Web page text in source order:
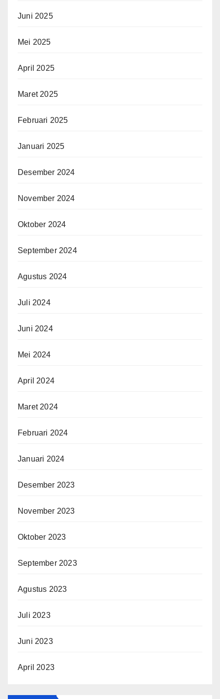
Juni 2025
Mei 2025
April 2025
Maret 2025
Februari 2025
Januari 2025
Desember 2024
November 2024
Oktober 2024
September 2024
Agustus 2024
Juli 2024
Juni 2024
Mei 2024
April 2024
Maret 2024
Februari 2024
Januari 2024
Desember 2023
November 2023
Oktober 2023
September 2023
Agustus 2023
Juli 2023
Juni 2023
April 2023